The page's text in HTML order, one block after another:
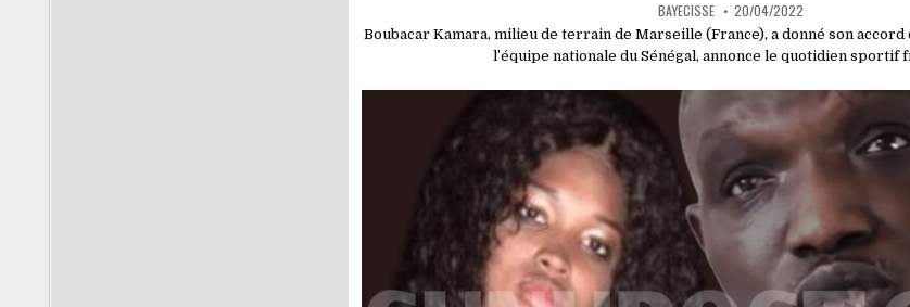
BAYECISSE 20/04/2022
Boubacar Kamara, milieu de terrain de Marseille (France), a donné son
l’équipe nationale du Sénégal, annonce le quotidien sportif